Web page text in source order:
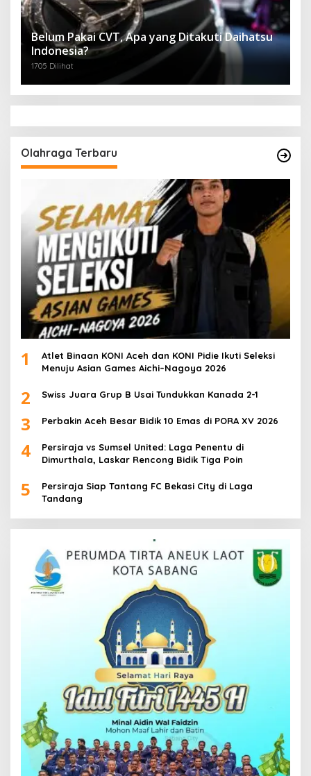
Belum Pakai CVT, Apa yang Ditakuti Daihatsu
Indonesia?
1705 Dilihat
Olahraga Terbaru
1
Atlet Binaan KONI Aceh dan KONI Pidie Ikuti Seleksi
Menuju Asian Games Aichi–Nagoya 2026
2 Swiss Juara Grup B Usai Tundukkan Kanada 2-1
3 Perbakin Aceh Besar Bidik 10 Emas di PORA XV 2026
4
Persiraja vs Sumsel United: Laga Penentu di
Dimurthala, Laskar Rencong Bidik Tiga Poin
5
Persiraja Siap Tantang FC Bekasi City di Laga
Tandang